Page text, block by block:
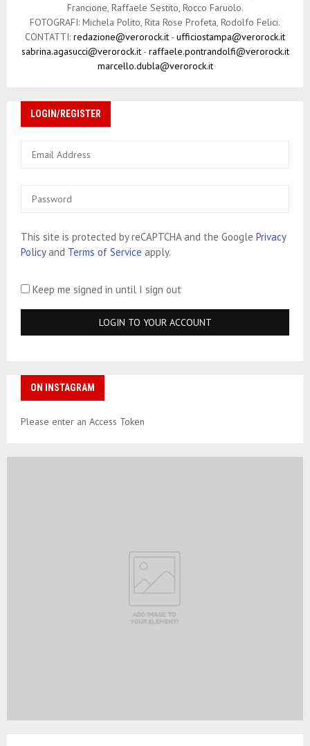
Francione, Raffaele Sestito, Rocco Faruolo.
FOTOGRAFI: Michela Polito, Rita Rose Profeta, Rodolfo Felici.
CONTATTI: redazione@verorock.it - ufficiostampa@verorock.it
sabrina.agasucci@verorock.it- raffaele.pontrandolfi@verorock.it
marcello.dubla@verorock.it
LOGIN/REGISTER
This site is protected by reCAPTCHA and the Google Privacy
Policyand Terms of Service apply.
Keep me signed in until I sign out
ON INSTAGRAM
Please enter an Access Token